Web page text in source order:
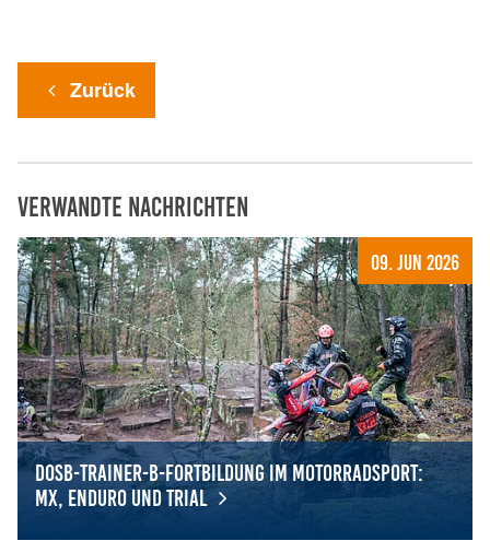
Zurück
Verwandte Nachrichten
09. Jun 2026
DOSB-Trainer-B-Fortbildung im Motorradsport:
MX, Enduro und Trial